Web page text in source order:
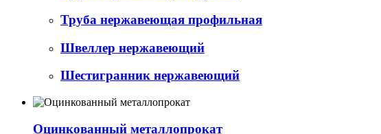
Труба нержавеющая профильная
Швеллер нержавеющий
Шестигранник нержавеющий
Оцинкованный металлопрокат